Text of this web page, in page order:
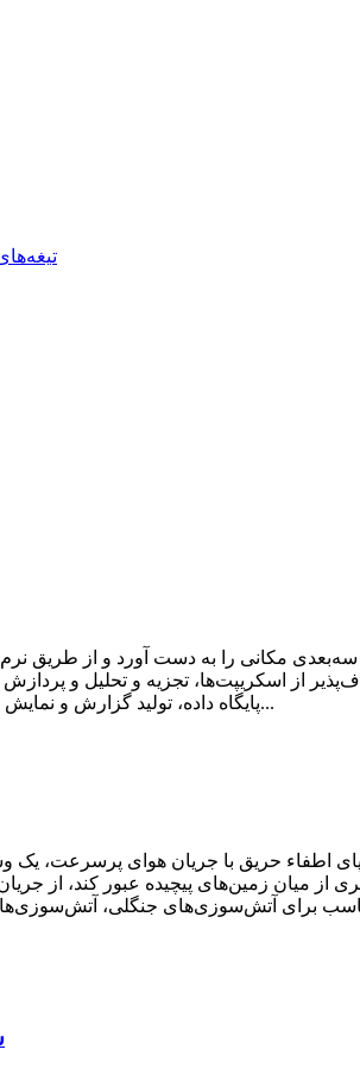
از اسکریپت‌ها، تجزیه و تحلیل و
پایگاه داده، تولید گزارش و نمایش صفحه وب انجام دهد. به منظور انطباق با جمع‌آوری اطلاعات داده‌های سازمانی، به طور خودکار...
از میان زمین‌های پیچیده عبور کند، از